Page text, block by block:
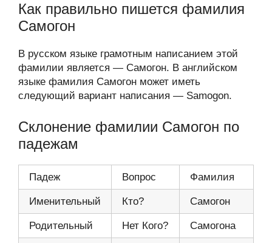
Как правильно пишется фамилия
Самогон
В русском языке грамотным написанием этой
фамилии является — Самогон. В английском
языке фамилия Самогон может иметь
следующий вариант написания — Samogon.
Склонение фамилии Самогон по
падежам
Падеж Вопрос Фамилия
Именительный Кто? Самогон
Родительный Нет Кого? Самогона